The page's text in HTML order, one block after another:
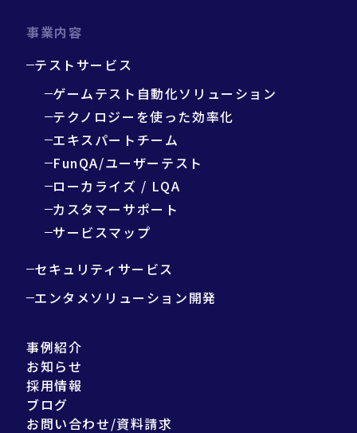
事業内容
テストサービス
ゲームテスト自動化ソリューション
テクノロジーを使った効率化
エキスパートチーム
FunQA/ユーザーテスト
ローカライズ / LQA
カスタマーサポート
サービスマップ
セキュリティサービス
エンタメソリューション開発
事例紹介
お知らせ
採用情報
ブログ
お問い合わせ/資料請求